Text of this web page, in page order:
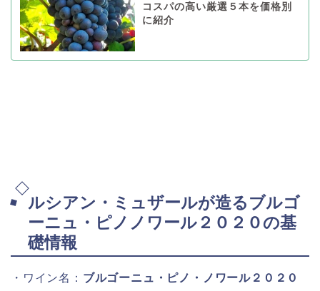
コスパの高い厳選５本を価格別
に紹介
ルシアン・ミュザールが造るブルゴ
ーニュ・ピノノワール２０２０の基
礎情報
・ワイン名： ブルゴーニュ・ピノ・ノワール２０２０